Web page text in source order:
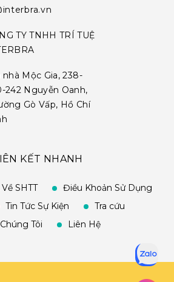
TY TNHH TRÍ TUỆ
nhà Mộc Gia, 238-
242 Nguyễn Oanh,
Gò Vấp, Hồ Chí
KẾT NHANH
SHTT
Điều Khoản Sử Dụng
Tin Tức Sự Kiện
Tra cứu
Tôi
Liên Hệ